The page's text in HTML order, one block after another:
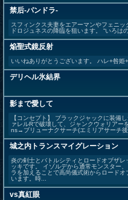
禁后-パンドラ-
スフィンクス夫妻をエアーマンやフェニッ
ドロジュネスの降臨を狙います。 “いろは
焔聖式鏡反射
いいねありがとうございます。 ハレ+咎姫
デリヘル氷結界
影まで愛して
【コンセプト】 ブラックジャックに装備
ァレルRで破壊して、ジャンクウォリアー
ns→ブリューナクサーチ(エミリアサーチ
城之内トランスマイグレーション
炎の剣士とバトルシティとロードオブザ
ッキです。 イゾルデから通常モンスター
ラを加えることで高尚儀式術からロードオ
います。時...
vs真紅眼